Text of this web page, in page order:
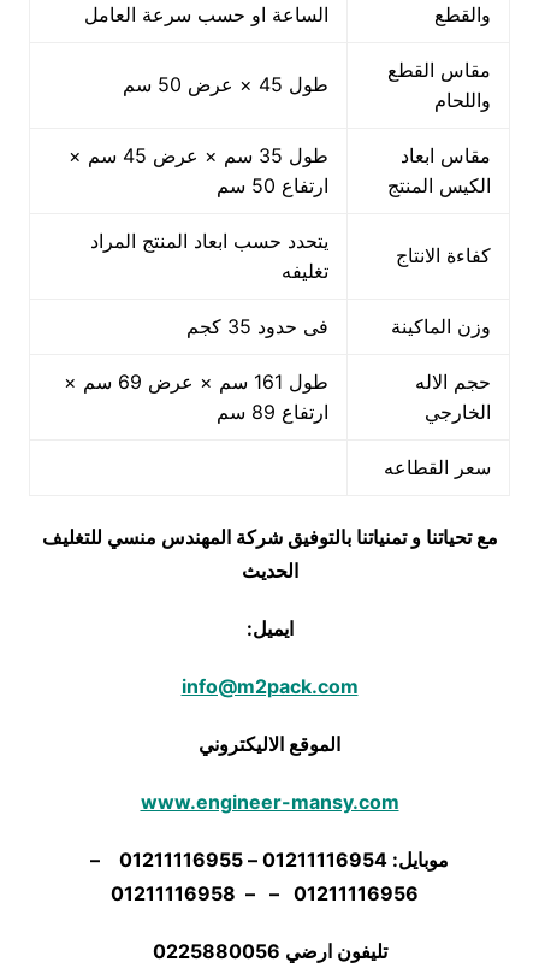
والقطع
الساعة او حسب سرعة العامل
مقاس القطع
واللحام
طول 45 × عرض 50 سم
مقاس ابعاد
الكيس المنتج
طول 35 سم × عرض 45 سم ×
ارتفاع 50 سم
كفاءة الانتاج
يتحدد حسب ابعاد المنتج المراد
تغليفه
وزن الماكينة فى حدود 35 كجم
حجم الاله
الخارجي
طول 161 سم × عرض 69 سم ×
ارتفاع 89 سم
سعر القطاعه
مع تحياتنا و تمنياتنا بالتوفيق شركة المهندس منسي للتغليف
الحديث
ايميل:
info@m2pack.com
الموقع الاليكتروني
www.engineer-mansy.com
موبايل: 01211116954 – 01211116955 –
تليفون ارضي 0225880056